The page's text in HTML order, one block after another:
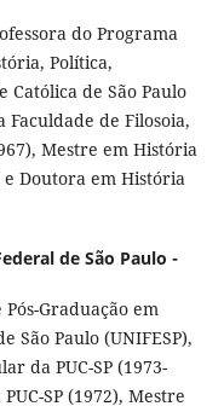
do Programa
Política,
Católica de São Paulo
Faculdade de Filosoia,
Mestre em História
e Doutora em História
de São Paulo -
Graduação em
São Paulo (UNIFESP),
da PUC-SP (1973-
SP (1972), Mestre